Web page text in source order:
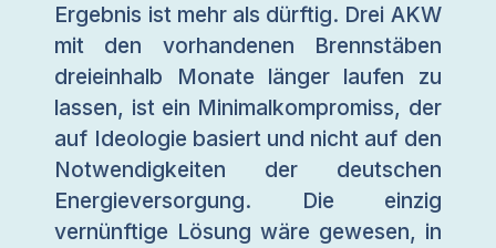
Ergebnis ist mehr als dürftig. Drei AKW
mit den vorhandenen Brennstäben
dreieinhalb Monate länger laufen zu
lassen, ist ein Minimalkompromiss, der
auf Ideologie basiert und nicht auf den
Notwendigkeiten der deutschen
Energieversorgung. Die einzig
vernünftige Lösung wäre gewesen, in